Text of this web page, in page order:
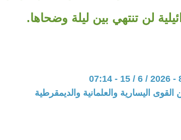
لن تنتهي بين ليلة وضحاها.
اليسارية والعلمانية والديمقرطية